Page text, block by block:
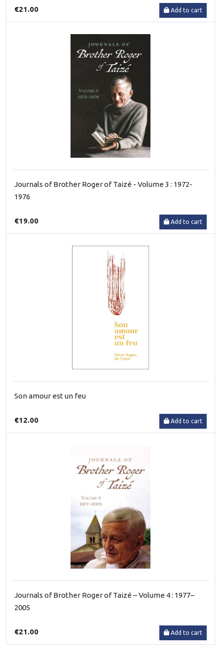
€21.00 Add to cart
Journals of Brother Roger of Taizé - Volume 3 : 1972-
1976
€19.00 Add to cart
Son amour est un feu
€12.00 Add to cart
Journals of Brother Roger of Taizé – Volume 4 : 1977–
2005
€21.00 Add to cart